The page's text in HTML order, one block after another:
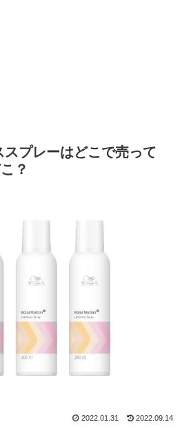
スプレーはどこで売って
？
2022.01.31 2022.09.14